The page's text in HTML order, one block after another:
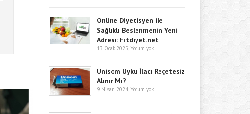
Online Diyetisyen ile
Sağlıklı Beslenmenin Yeni
Adresi: Fitdiyet.net
13 Ocak 2025, Yorum yok
Unisom Uyku İlacı Reçetesiz
Alınır Mı?
9 Nisan 2024, Yorum yok